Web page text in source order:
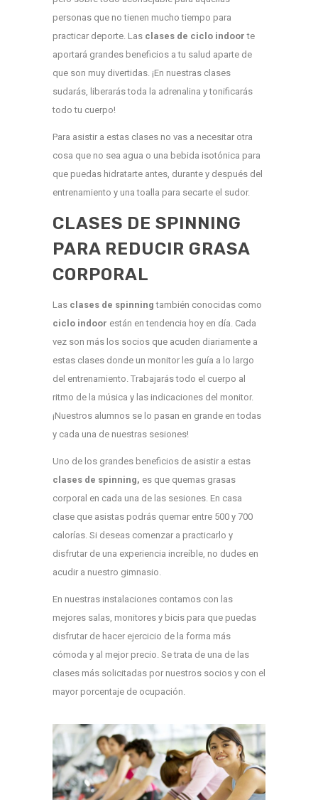
personas que no tienen mucho tiempo para
practicar deporte. Las clases de ciclo indoor te
aportará grandes beneficios a tu salud aparte de
que son muy divertidas. ¡En nuestras clases
sudarás, liberarás toda la adrenalina y tonificarás
todo tu cuerpo!
Para asistir a estas clases no vas a necesitar otra
cosa que no sea agua o una bebida isotónica para
que puedas hidratarte antes, durante y después del
entrenamiento y una toalla para secarte el sudor.
CLASES DE SPINNING
PARA REDUCIR GRASA
CORPORAL
Las clases de spinning también conocidas como
ciclo indoor están en tendencia hoy en día. Cada
vez son más los socios que acuden diariamente a
estas clases donde un monitor les guía a lo largo
del entrenamiento. Trabajarás todo el cuerpo al
ritmo de la música y las indicaciones del monitor.
¡Nuestros alumnos se lo pasan en grande en todas
y cada una de nuestras sesiones!
Uno de los grandes beneficios de asistir a estas
clases de spinning, es que quemas grasas
corporal en cada una de las sesiones. En casa
clase que asistas podrás quemar entre 500 y 700
calorías. Si deseas comenzar a practicarlo y
disfrutar de una experiencia increíble, no dudes en
acudir a nuestro gimnasio.
En nuestras instalaciones contamos con las
mejores salas, monitores y bicis para que puedas
disfrutar de hacer ejercicio de la forma más
cómoda y al mejor precio. Se trata de una de las
clases más solicitadas por nuestros socios y con el
mayor porcentaje de ocupación.